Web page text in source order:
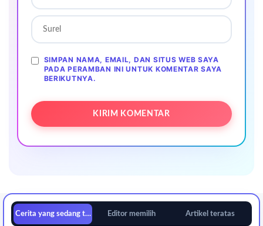
SIMPAN NAMA, EMAIL, DAN SITUS WEB SAYA
PADA PERAMBAN INI UNTUK KOMENTAR SAYA
BERIKUTNYA.
Cerita yang sedang tren Editor memilih Artikel teratas